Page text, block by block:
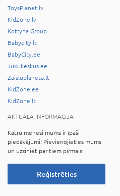
ToysPlanet.lv
KidZone.lv
Kotryna Group
Babycity.lt
BabyCity.ee
Jukukeskus.ee
Zaisluplaneta.lt
KidZone.ee
KidZone.lt
AKTUĀLĀ INFORMĀCIJA
Katru mēnesi mums ir īpaši
piedāvājumi! Pievienojieties mums
un uzziniet par tiem pirmais!
Reģistrēties